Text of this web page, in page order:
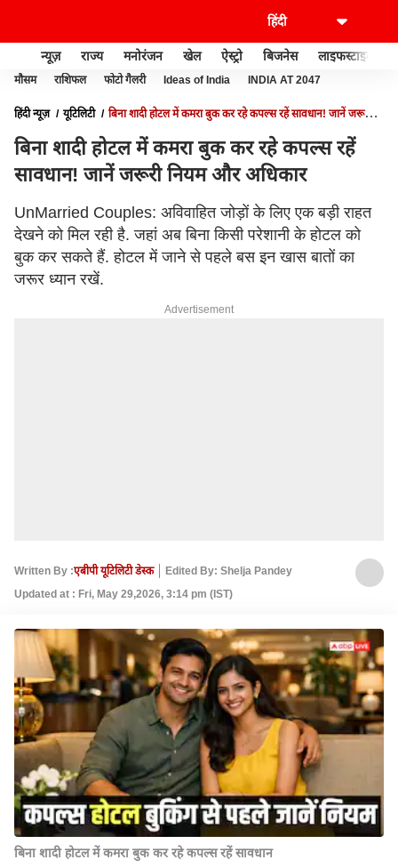
न्यूज़ राज्य मनोरंजन खेल ऐस्ट्रो बिजनेस लाइफस्टाइल
मौसम राशिफल फोटो गैलरी Ideas of India INDIA AT 2047
हिंदी न्यूज़ यूटिलिटी
बिना शादी होटल में कमरा बुक कर रहे कपल्स रहें सावधान! जानें जरूरी
बिना शादी होटल में कमरा बुक कर रहे कपल्स रहें
सावधान! जानें जरूरी नियम और अधिकार
UnMarried Couples: अविवाहित जोड़ों के लिए एक बड़ी राहत
देखने को मिल रही है. जहां अब बिना किसी परेशानी के होटल को
बुक कर सकते हैं. होटल में जाने से पहले बस इन खास बातों का
जरूर ध्यान रखें.
Advertisement
Written By :एबीपी यूटिलिटी डेस्क
Edited By: Shelja Pandey
Updated at : Fri, May 29,2026, 3:14 pm (IST)
बिना शादी होटल में कमरा बुक कर रहे कपल्स रहें सावधान